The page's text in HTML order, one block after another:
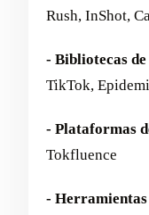
Rush, InShot,
- Bibliotecas
TikTok,
- Plataformas
Tokfluence
-